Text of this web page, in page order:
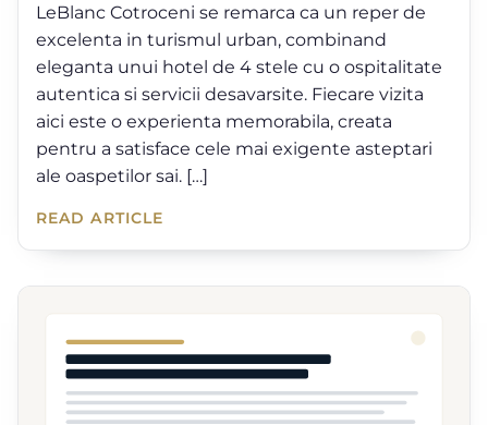
LeBlanc Cotroceni se remarca ca un reper de
excelenta in turismul urban, combinand
eleganta unui hotel de 4 stele cu o ospitalitate
autentica si servicii desavarsite. Fiecare vizita
aici este o experienta memorabila, creata
pentru a satisface cele mai exigente asteptari
ale oaspetilor sai. […]
READ ARTICLE